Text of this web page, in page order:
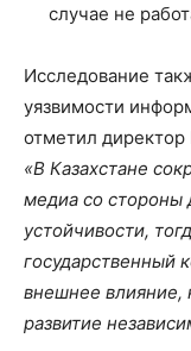
случае не
Исследование
уязвимости
отметил
«В Казахстане
медиа со стороны
устойчивости,
государственный
внешнее влияние,
развитие